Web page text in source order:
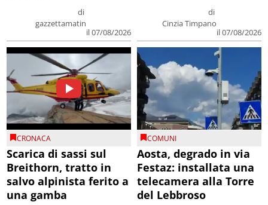
di
gazzettamatin
il 07/08/2026
di
Cinzia Timpano
il 07/08/2026
CRONACA
Scarica di sassi sul
Breithorn, tratto in
salvo alpinista ferito a
una gamba
COMUNI
Aosta, degrado in via
Festaz: installata una
telecamera alla Torre
del Lebbroso